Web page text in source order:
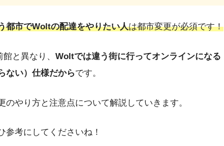
都市でWoltの配達をやりたい人は都市変更が必須です！
と異なり、 Woltでは違う街に行ってオンラインになる
ない）仕様だからです。
やり方と注意点について解説していきます。
参考にしてくださいね！